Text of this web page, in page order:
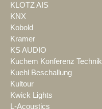
KLOTZ AIS
KNX
Kobold
Kramer
KS AUDIO
Kuchem Konferenz Technik
Kuehl Beschallung
Kultour
Kwick Lights
L-Acoustics